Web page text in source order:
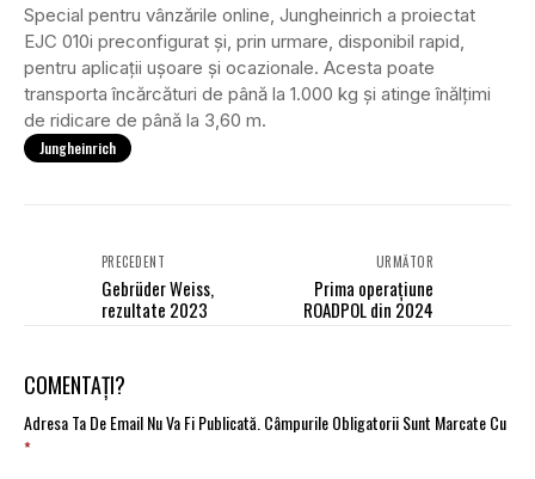
Special pentru vânzările online, Jungheinrich a proiectat
EJC 010i preconfigurat și, prin urmare, disponibil rapid,
pentru aplicații ușoare și ocazionale. Acesta poate
transporta încărcături de până la 1.000 kg și atinge înălțimi
de ridicare de până la 3,60 m.
Jungheinrich
PRECEDENT
Gebrüder Weiss,
rezultate 2023
URMĂTOR
Prima operațiune
ROADPOL din 2024
COMENTAȚI?
Adresa Ta De Email Nu Va Fi Publicată. Câmpurile Obligatorii Sunt Marcate Cu
*